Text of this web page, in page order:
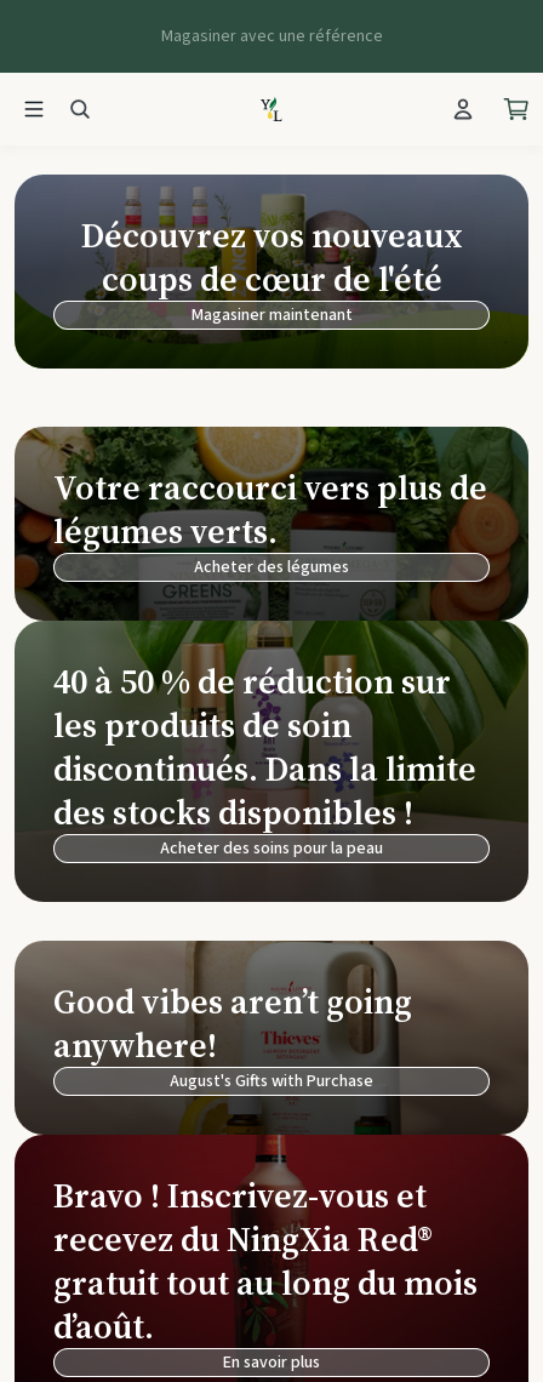
Magasiner avec une référence
Young Living
Découvrez vos nouveaux
coups de cœur de l'été
Magasiner maintenant
Votre raccourci vers plus de
légumes verts.
Acheter des légumes
40 à 50 % de réduction sur
les produits de soin
discontinués. Dans la limite
des stocks disponibles !
Acheter des soins pour la peau
Good vibes aren’t going
anywhere!
August's Gifts with Purchase
Bravo ! Inscrivez-vous et
recevez du NingXia Red®
gratuit tout au long du mois
d’août.
En savoir plus